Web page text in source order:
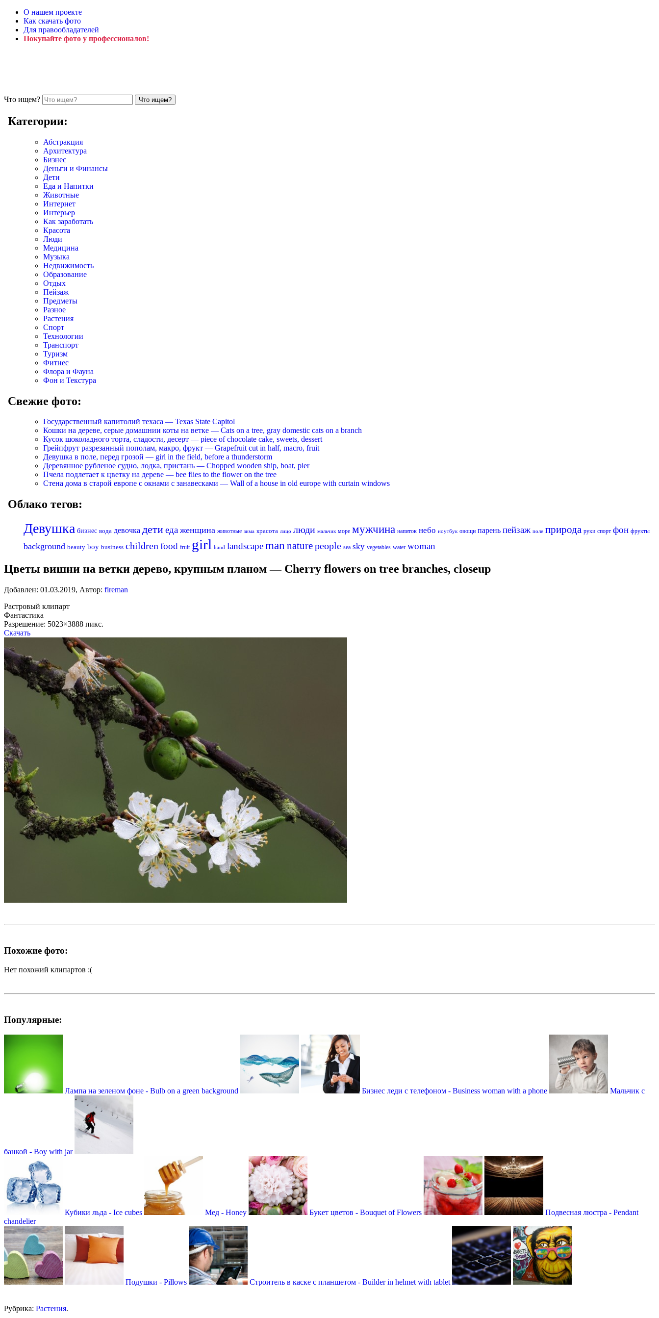
О нашем проекте
Как скачать фото
Для правообладателей
Покупайте фото у профессионалов!
Что ищем?
Категории:
Абстракция
Архитектура
Бизнес
Деньги и Финансы
Дети
Еда и Напитки
Животные
Интернет
Интерьер
Как заработать
Красота
Люди
Медицина
Музыка
Недвижимость
Образование
Отдых
Пейзаж
Предметы
Разное
Растения
Спорт
Технологии
Транспорт
Туризм
Фитнес
Флора и Фауна
Фон и Текстура
Свежие фото:
Государственный капитолий техаса — Texas State Capitol
Кошки на дереве, серые домашнии коты на ветке — Cats on a tree, gray domestic cats on a branch
Кусок шоколадного торта, сладости, десерт — piece of chocolate cake, sweets, dessert
Грейпфрут разрезанный пополам, макро, фрукт — Grapefruit cut in half, macro, fruit
Девушка в поле, перед грозой — girl in the field, before a thunderstorm
Деревянное рубленое судно, лодка, пристань — Chopped wooden ship, boat, pier
Пчела подлетает к цветку на дереве — bee flies to the flower on the tree
Стена дома в старой европе с окнами с занавесками — Wall of a house in old europe with curtain windows
Облако тегов:
Девушка бизнес вода девочка детиеда женщина животные зима красота лицо люди мальчик море мужчина напиток небо ноутбук овощи парень пейзаж поле природа руки спорт фон фрукты
background beauty boy business childrenfood fruit girl hand landscapeman naturepeople sea sky vegetables water woman
Цветы вишни на ветки дерево, крупным планом — Cherry flowers on tree branches, closeup
Добавлен: 01.03.2019, Автор: fireman
Растровый клипарт
Фантастика
Разрешение: 5023×3888 пикс.
Скачать
Похожие фото:
Нет похожий клипартов :(
Популярные:
Лампа на зеленом фоне - Bulb on a green background Бизнес леди с телефоном - Business woman with a phone Мальчик с
банкой - Boy with jar
Кубики льда - Ice cubes Мед - Honey Букет цветов - Bouquet of Flowers
Подвесная люстра - Рendant
chandelier
Подушки - Pillows Строитель в каске с планшетом - Builder in helmet with tablet
Рубрика: Растения.